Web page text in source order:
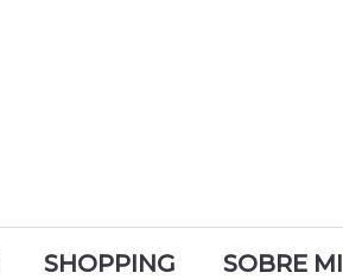
SHOPPING SOBRE MI